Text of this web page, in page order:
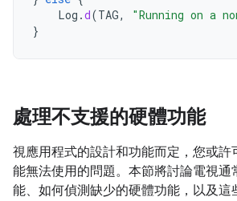
Log .d(TAG, "Running on a
}
處理不支援的硬體功能
視應用程式的設計和功能而定，您或許
能無法使用的問題。本節將討論電視通
能、如何偵測缺少的硬體功能，以及這